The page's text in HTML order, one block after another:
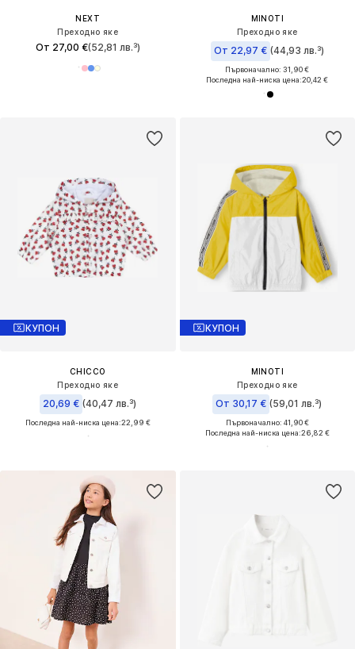
NEXT
Преходно яке
От 27,00 €(52,81 лв.³)
MINOTI
Преходно яке
От 22,97 € (44,93 лв.³)
Първоначално: 31,90 €
Последна най-ниска цена:20,42 €
КУПОН
CHICCO
Преходно яке
20,69 € (40,47 лв.³)
Последна най-ниска цена:22,99 €
КУПОН
MINOTI
Преходно яке
От 30,17 € (59,01 лв.³)
Първоначално: 41,90 €
Последна най-ниска цена:26,82 €